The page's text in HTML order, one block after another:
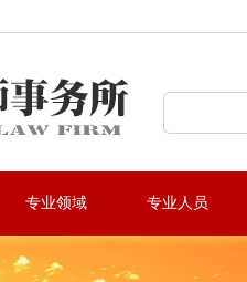
深圳法律咨询热线:0755-22912883
专业领域 专业人员